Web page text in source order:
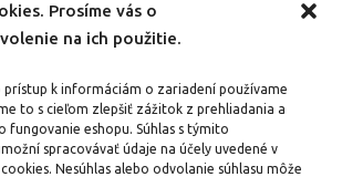
Prosíme vás o
na ich použitie.
prístup k informáciám o zariadení používame
to s cieľom zlepšiť zážitok z prehliadania a
fungovanie eshopu. Súhlas s týmito
spracovávať údaje na účely uvedené v
Nesúhlas alebo odvolanie súhlasu môže
Instagrame
e-mailom
dozvedieť o novinkách medzi